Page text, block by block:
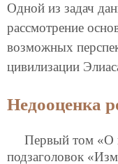
Одной из задач
рассмотрение
возможных
цивилизации
Недооценка
Первый том «О
подзаголовок